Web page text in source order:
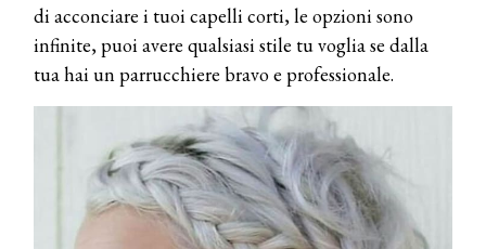
di acconciare i tuoi capelli corti, le opzioni sono
infinite, puoi avere qualsiasi stile tu voglia se dalla
tua hai un parrucchiere bravo e professionale.